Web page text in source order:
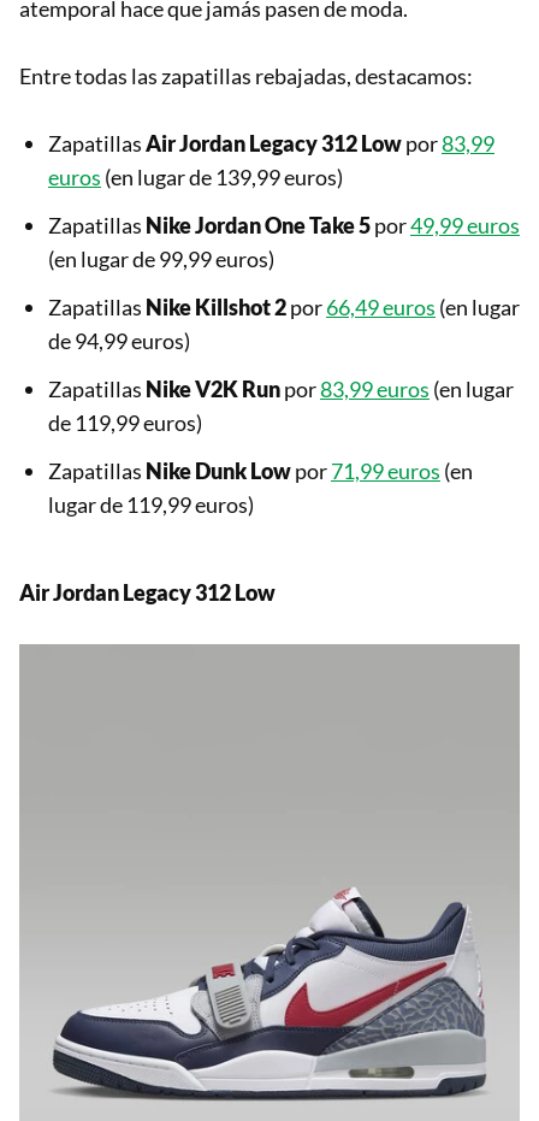
atemporal hace que jamás pasen de moda.
Entre todas las zapatillas rebajadas, destacamos:
ZapatillasAir Jordan Legacy 312 Lowpor83,99
euros (en lugar de 139,99 euros)
Zapatillas Nike Jordan One Take 5por49,99 euros
(en lugar de 99,99 euros)
Zapatillas NikeKillshot 2por66,49 euros (en lugar
de 94,99 euros)
Zapatillas Nike V2K Runpor83,99 euros (en lugar
de 119,99 euros)
Zapatillas Nike Dunk Lowpor71,99 euros (en
lugar de 119,99 euros)
Air Jordan Legacy 312 Low